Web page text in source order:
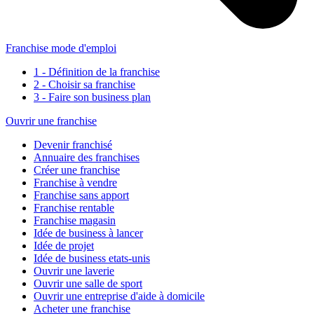
Franchise mode d'emploi
1 - Définition de la franchise
2 - Choisir sa franchise
3 - Faire son business plan
Ouvrir une franchise
Devenir franchisé
Annuaire des franchises
Créer une franchise
Franchise à vendre
Franchise sans apport
Franchise rentable
Franchise magasin
Idée de business à lancer
Idée de projet
Idée de business etats-unis
Ouvrir une laverie
Ouvrir une salle de sport
Ouvrir une entreprise d'aide à domicile
Acheter une franchise